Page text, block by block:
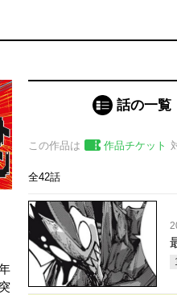
話の一覧
この作品は 作品チケット
全42話